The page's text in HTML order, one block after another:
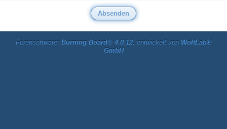
Forensoftware: Burning Board® 4.0.12, entwickelt von WoltLab®
GmbH